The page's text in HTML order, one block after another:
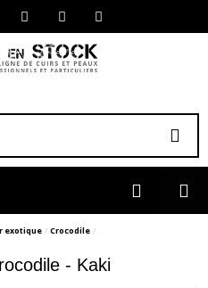
exotique Crocodile
- Kaki